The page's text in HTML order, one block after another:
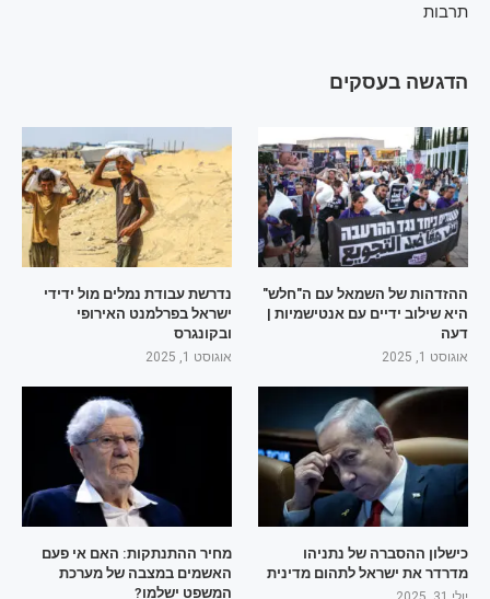
תרבות
הדגשה בעסקים
ההזדהות של השמאל עם ה"חלש"
היא שילוב ידיים עם אנטישמיות |
דעה
אוגוסט 1, 2025
נדרשת עבודת נמלים מול ידידי
ישראל בפרלמנט האירופי
ובקונגרס
אוגוסט 1, 2025
כישלון ההסברה של נתניהו
מדרדר את ישראל לתהום מדינית
מחיר ההתנתקות: האם אי פעם
האשמים במצבה של מערכת
המשפט ישלמו?